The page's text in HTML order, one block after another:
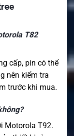
T82
cấp, pin có thể
nên kiểm tra
trước khi mua.
Motorola T92.